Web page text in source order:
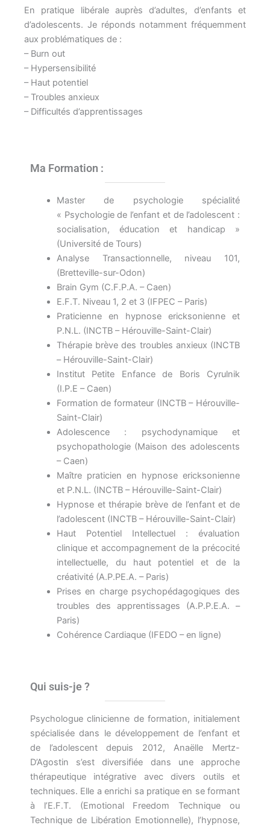
En pratique libérale auprès d’adultes, d’enfants et
d’adolescents. Je réponds notamment fréquemment
aux problématiques de :
– Burn out
– Hypersensibilité
– Haut potentiel
– Troubles anxieux
– Difficultés d’apprentissages
Ma Formation :
Master de psychologie spécialité
« Psychologie de l’enfant et de l’adolescent :
socialisation, éducation et handicap »
(Université de Tours)
Analyse Transactionnelle, niveau 101,
(Bretteville-sur-Odon)
Brain Gym (C.F.P.A. – Caen)
E.F.T. Niveau 1, 2 et 3 (IFPEC – Paris)
Praticienne en hypnose ericksonienne et
P.N.L. (INCTB – Hérouville-Saint-Clair)
Thérapie brève des troubles anxieux (INCTB
– Hérouville-Saint-Clair)
Institut Petite Enfance de Boris Cyrulnik
(I.P.E – Caen)
Formation de formateur (INCTB – Hérouville-
Saint-Clair)
Adolescence : psychodynamique et
psychopathologie (Maison des adolescents
– Caen)
Maître praticien en hypnose ericksonienne
et P.N.L. (INCTB – Hérouville-Saint-Clair)
Hypnose et thérapie brève de l’enfant et de
l’adolescent (INCTB – Hérouville-Saint-Clair)
Haut Potentiel Intellectuel : évaluation
clinique et accompagnement de la précocité
intellectuelle, du haut potentiel et de la
créativité (A.P.PE.A. – Paris)
Prises en charge psychopédagogiques des
troubles des apprentissages (A.P.P.E.A. –
Paris)
Cohérence Cardiaque (IFEDO – en ligne)
Qui suis-je ?
Psychologue clinicienne de formation, initialement
spécialisée dans le développement de l’enfant et
de l’adolescent depuis 2012, Anaëlle Mertz-
D’Agostin s’est diversifiée dans une approche
thérapeutique intégrative avec divers outils et
techniques. Elle a enrichi sa pratique en se formant
à l’E.F.T. (Emotional Freedom Technique ou
Technique de Libération Emotionnelle), l’hypnose,